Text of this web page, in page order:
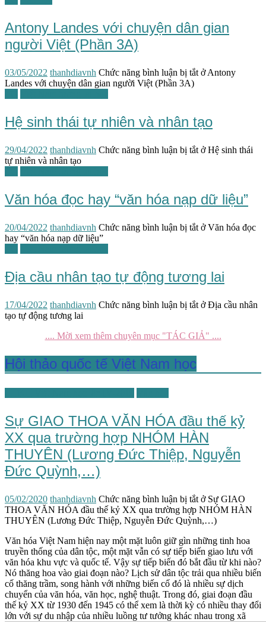
Antony Landes với chuyện dân gian
người Việt (Phần 3A)
03/05/2022 thanhdiavnh Chức năng bình luận bị tắt ở Antony
Landes với chuyện dân gian người Việt (Phần 3A)
Hệ sinh thái tự nhiên và nhân tạo
29/04/2022 thanhdiavnh Chức năng bình luận bị tắt ở Hệ sinh thái
tự nhiên và nhân tạo
Văn hóa đọc hay “văn hóa nạp dữ liệu”
20/04/2022 thanhdiavnh Chức năng bình luận bị tắt ở Văn hóa đọc
hay “văn hóa nạp dữ liệu”
Địa cầu nhân tạo tự động tương lai
17/04/2022 thanhdiavnh Chức năng bình luận bị tắt ở Địa cầu nhân
tạo tự động tương lai
.... Mời xem thêm chuyên mục "TÁC GIẢ" ....
Hội thảo quốc tế Việt Nam học
Sự GIAO THOA VĂN HÓA đầu thế kỷ
XX qua trường hợp NHÓM HÀN
THUYÊN (Lương Đức Thiệp, Nguyễn
Đức Quỳnh,…)
05/02/2020 thanhdiavnh Chức năng bình luận bị tắt ở Sự GIAO
THOA VĂN HÓA đầu thế kỷ XX qua trường hợp NHÓM HÀN
THUYÊN (Lương Đức Thiệp, Nguyễn Đức Quỳnh,…)
Văn hóa Việt Nam hiện nay một mặt luôn giữ gìn những tinh hoa
truyền thống của dân tộc, một mặt vẫn có sự tiếp biến giao lưu với
văn hóa khu vực và quốc tế. Vậy sự tiếp biến đó bắt đầu từ khi nào?
Nó thăng hoa vào giai đoạn nào? Lịch sử dân tộc trải qua nhiều biến
cố thăng trầm, song hành với những biến cố đó là nhiều sự dịch
chuyển của văn hóa, văn học, nghệ thuật. Trong đó, giai đoạn đầu
thế kỷ XX từ 1930 đến 1945 có thể xem là thời kỳ có nhiều thay đổi
lớn với sự du nhập của nhiều luồng tư tưởng khác nhau trong xã